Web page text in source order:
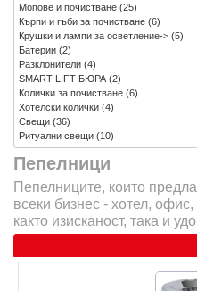
Пепелници
Пепелниците, които
всеки бизнес - хотел,
както изисканост, така и
Мопове и почистване (25)
Кърпи и гъби за почистване (6)
Крушки и лампи за осветление-> (5)
Батерии (2)
Разклонители (4)
SMART LIFT БЮРА(2)
Колички за почистване (6)
Хотелски колички (4)
Свещи (36)
Ритуални свещи (10)